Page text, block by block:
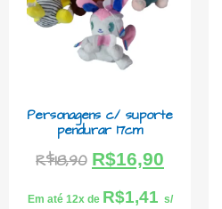
Personagens c/ suporte
pendurar 17cm
R$18,90 R$16,90
Em até 12x de R$1,41 s/